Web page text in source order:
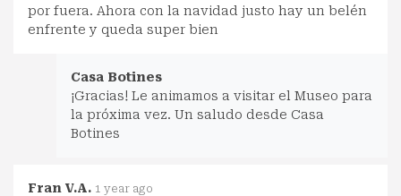
por fuera. Ahora con la navidad justo hay un belén
enfrente y queda super bien
Casa Botines
¡Gracias! Le animamos a visitar el Museo para
la próxima vez. Un saludo desde Casa
Botines
Fran V.A. 1 year ago